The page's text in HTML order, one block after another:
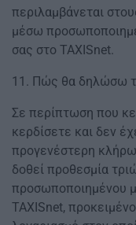
περιλαμβάνεται
μέσω
σας στο TAXISnet.
11. Πώς θα δηλώσω
Σε περίπτωση που
κερδίσετε και δεν
προγενέστερη
δοθεί προθεσμία
προσωποποιημένου
TAXISnet,